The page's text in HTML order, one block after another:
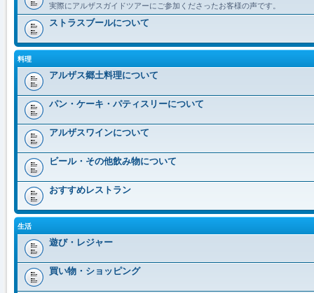
実際にアルザスガイドツアーにご参加くださったお客様の声です。
ストラスブールについて
料理
アルザス郷土料理について
パン・ケーキ・パティスリーについて
アルザスワインについて
ビール・その他飲み物について
おすすめレストラン
生活
遊び・レジャー
買い物・ショッピング